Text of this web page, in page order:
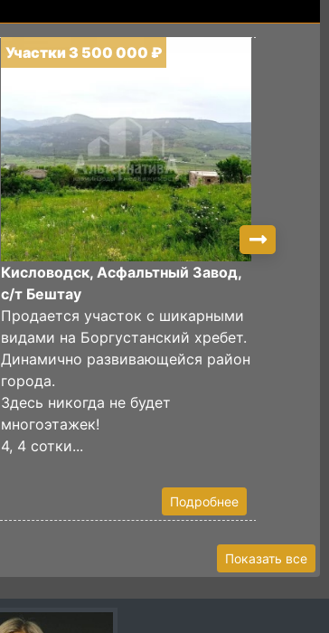
Участки 3 500 000 ₽
Кисловодск, Асфальтный Завод,
с/т Бештау
Продается участок с шикарными
видами на Боргустанский хребет.
Динамично развивающейся район
города.
Здесь никогда не будет
многоэтажек!
4, 4 сотки...
Подробнее
Показать все